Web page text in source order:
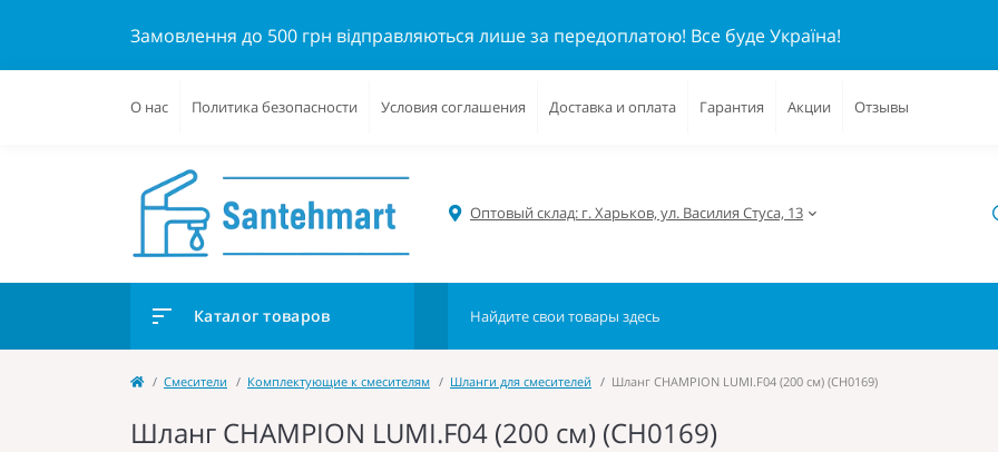
Замовлення до 500 грн відправляються лише за передоплатою! Все буде Україна!
О нас Политика безопасности Условия соглашения Доставка и оплата Гарантия Акции Отзывы
Оптовый склад: г. Харьков, ул. Василия Стуса, 13
Каталог товаров
Cмесители Комплектующие к смесителям Шланги для смесителей Шланг CHAMPION LUMI.F04 (200 см) (CH0169)
Шланг CHAMPION LUMI.F04 (200 см) (CH0169)